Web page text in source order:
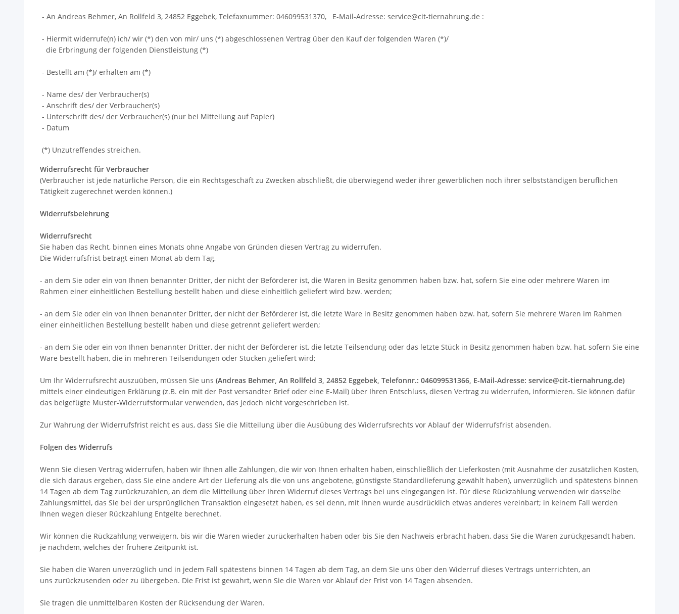
- An Andreas Behmer, An Rollfeld 3, 24852 Eggebek, Telefaxnummer: 046099531370, E-Mail-Adresse: service@cit-tiernahrung.de :
- Hiermit widerrufe(n) ich/ wir (*) den von mir/ uns (*) abgeschlossenen Vertrag über den Kauf der folgenden Waren (*)/
die Erbringung der folgenden Dienstleistung (*)
- Bestellt am (*)/ erhalten am (*)
- Name des/ der Verbraucher(s)
- Anschrift des/ der Verbraucher(s)
- Unterschrift des/ der Verbraucher(s) (nur bei Mitteilung auf Papier)
- Datum
(*) Unzutreffendes streichen.
Widerrufsrecht für Verbraucher
(Verbraucher ist jede natürliche Person, die ein Rechtsgeschäft zu Zwecken abschließt, die überwiegend weder ihrer gewerblichen noch ihrer selbstständigen beruflichen
Tätigkeit zugerechnet werden können.)
Widerrufsbelehrung
Widerrufsrecht
Sie haben das Recht, binnen eines Monats ohne Angabe von Gründen diesen Vertrag zu widerrufen.
Die Widerrufsfrist beträgt einen Monat ab dem Tag,
- an dem Sie oder ein von Ihnen benannter Dritter, der nicht der Beförderer ist, die Waren in Besitz genommen haben bzw. hat, sofern Sie eine oder mehrere Waren im
Rahmen einer einheitlichen Bestellung bestellt haben und diese einheitlich geliefert wird bzw. werden;
- an dem Sie oder ein von Ihnen benannter Dritter, der nicht der Beförderer ist, die letzte Ware in Besitz genommen haben bzw. hat, sofern Sie mehrere Waren im Rahmen
einer einheitlichen Bestellung bestellt haben und diese getrennt geliefert werden;
- an dem Sie oder ein von Ihnen benannter Dritter, der nicht der Beförderer ist, die letzte Teilsendung oder das letzte Stück in Besitz genommen haben bzw. hat, sofern Sie eine
Ware bestellt haben, die in mehreren Teilsendungen oder Stücken geliefert wird;
Um Ihr Widerrufsrecht auszuüben, müssen Sie uns (Andreas Behmer, An Rollfeld 3, 24852 Eggebek, Telefonnr.: 046099531366, E-Mail-Adresse: service@cit-tiernahrung.de)
mittels einer eindeutigen Erklärung (z.B. ein mit der Post versandter Brief oder eine E-Mail) über Ihren Entschluss, diesen Vertrag zu widerrufen, informieren. Sie können dafür
das beigefügte Muster-Widerrufsformular verwenden, das jedoch nicht vorgeschrieben ist.
Zur Wahrung der Widerrufsfrist reicht es aus, dass Sie die Mitteilung über die Ausübung des Widerrufsrechts vor Ablauf der Widerrufsfrist absenden.
Folgen des Widerrufs
Wenn Sie diesen Vertrag widerrufen, haben wir Ihnen alle Zahlungen, die wir von Ihnen erhalten haben, einschließlich der Lieferkosten (mit Ausnahme der zusätzlichen Kosten,
die sich daraus ergeben, dass Sie eine andere Art der Lieferung als die von uns angebotene, günstigste Standardlieferung gewählt haben), unverzüglich und spätestens binnen
14 Tagen ab dem Tag zurückzuzahlen, an dem die Mitteilung über Ihren Widerruf dieses Vertrags bei uns eingegangen ist. Für diese Rückzahlung verwenden wir dasselbe
Zahlungsmittel, das Sie bei der ursprünglichen Transaktion eingesetzt haben, es sei denn, mit Ihnen wurde ausdrücklich etwas anderes vereinbart; in keinem Fall werden
Ihnen wegen dieser Rückzahlung Entgelte berechnet.
Wir können die Rückzahlung verweigern, bis wir die Waren wieder zurückerhalten haben oder bis Sie den Nachweis erbracht haben, dass Sie die Waren zurückgesandt haben,
je nachdem, welches der frühere Zeitpunkt ist.
Sie haben die Waren unverzüglich und in jedem Fall spätestens binnen 14 Tagen ab dem Tag, an dem Sie uns über den Widerruf dieses Vertrags unterrichten, an
uns zurückzusenden oder zu übergeben. Die Frist ist gewahrt, wenn Sie die Waren vor Ablauf der Frist von 14 Tagen absenden.
Sie tragen die unmittelbaren Kosten der Rücksendung der Waren.